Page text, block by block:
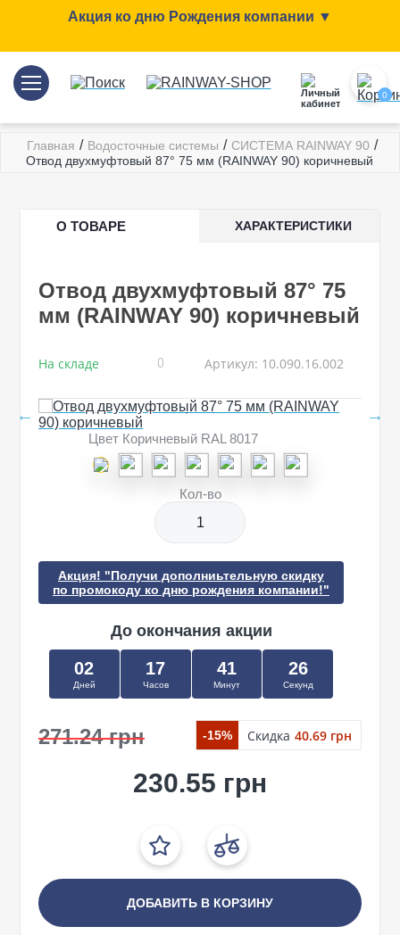
Акция ко дню Рождения компании ▼
0
Главная / Водосточные системы / СИСТЕМА RAINWAY 90 /
Отвод двухмуфтовый 87° 75 мм (RAINWAY 90) коричневый
О ТОВАРЕ ХАРАКТЕРИСТИКИ
Отвод двухмуфтовый 87° 75
мм (RAINWAY 90) коричневый
На складе 0 Артикул: 10.090.16.002
Цвет Коричневый RAL 8017
Кол-во
Акция! "Получи дополниьтельную скидку
по промокоду ко дню рождения компании!"
До окончания акции
02
Дней
17
Часов
41
Минут
26
Секунд
271.24 грн -15% Скидка 40.69 грн
230.55 грн
ДОБАВИТЬ В КОРЗИНУ